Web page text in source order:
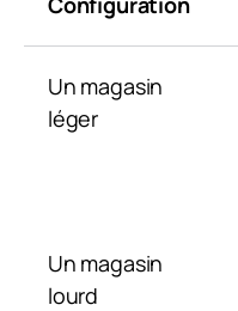
Un magasin
léger
Un magasin
lourd